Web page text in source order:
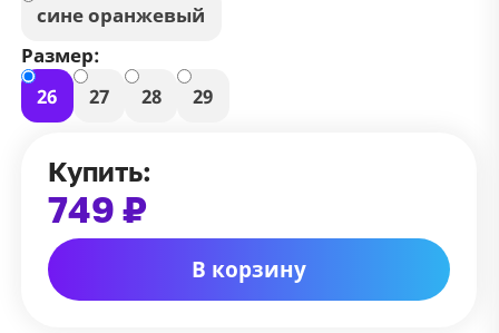
сине оранжевый
Размер:
26
27 28 29
Купить:
749 ₽
В корзину